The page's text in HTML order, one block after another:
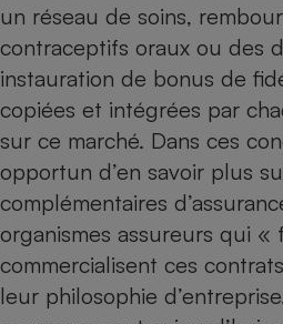
un réseau de soins,
contraceptifs oraux ou des
instauration de bonus de
copiées et intégrées par
sur ce marché. Dans ces
opportun d’en savoir plus
complémentaires
organismes assureurs qui
commercialisent ces
leur philosophie